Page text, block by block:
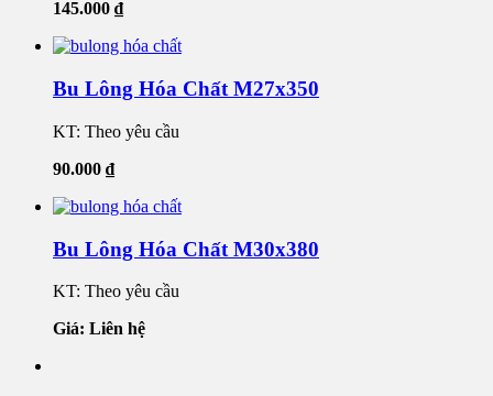
145.000 ₫
Bu Lông Hóa Chất M27x350
KT: Theo yêu cầu
90.000 ₫
Bu Lông Hóa Chất M30x380
KT: Theo yêu cầu
Giá: Liên hệ